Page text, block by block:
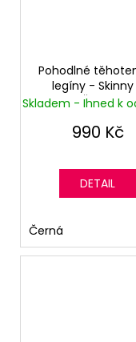
Pohodlné
legíny -
Černé
Skladem - Ihned k
990 Kč
DETAIL
Černá